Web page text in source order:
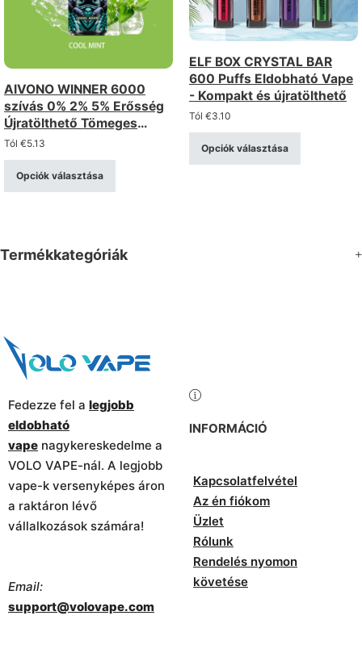
AIVONO WINNER 6000
szívás 0% 2% 5% Erősség
Újratölthető Tömeges
vásárlás Eldobható e-
cigaretta
Nagykereskedelem
Tól €5.13
Opciók választása
ELF BOX CRYSTAL BAR
600 Puffs Eldobható Vape
- Kompakt és újratölthető
Tól €3.10
Opciók választása
Termékkategóriák
Fedezze fel a legjobb
eldobható
vape nagykereskedelme a
VOLO VAPE-nál. A legjobb
vape-k versenyképes áron
a raktáron lévő
vállalkozások számára!
Email:
support@volovape.com
INFORMÁCIÓ
Kapcsolatfelvétel
Az én fiókom
Üzlet
Rólunk
Rendelés nyomon
követése